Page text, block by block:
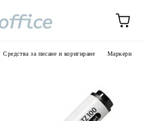
Средства за писане и коригиране Маркери